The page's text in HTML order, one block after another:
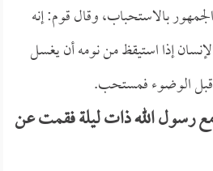
بالاستحباب، وقال قوم: إنه
إذا استيقظ من نومه أن يغسل
قبل الوضوء فمستحب.
الله ذات ليلة فقمت عن